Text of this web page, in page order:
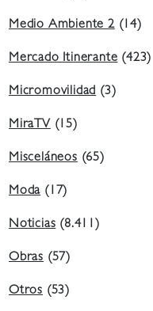
Medio Ambiente 2(14)
Mercado Itinerante(423)
Micromovilidad(3)
MiraTV(15)
Misceláneos(65)
Moda(17)
Noticias(8.411)
Obras (57)
Otros (53)